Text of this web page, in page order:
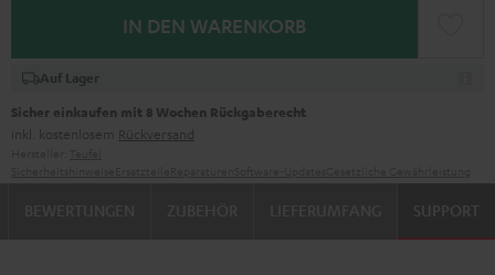
IN DEN WARENKORB
Auf Lager
Sicher einkaufen mit 8 Wochen Rückgaberecht
inkl. kostenlosem Rückversand
SUPPORT